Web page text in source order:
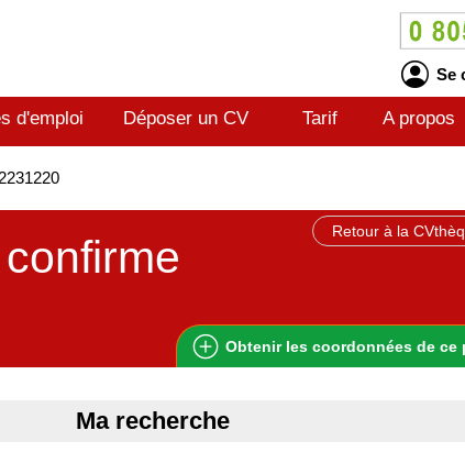
Se
d'emploi Déposer un CV Tarif A propos
Retour à la
Obtenir les coordonnées de ce
Ma recherche